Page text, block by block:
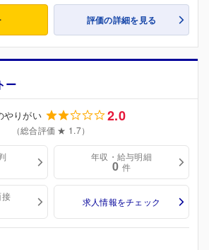
評価の詳細を見る
ー
やりがい 2.0
（総合評価 ★ 1.7）
年収・給与明細
0 件
接 求人情報をチェック